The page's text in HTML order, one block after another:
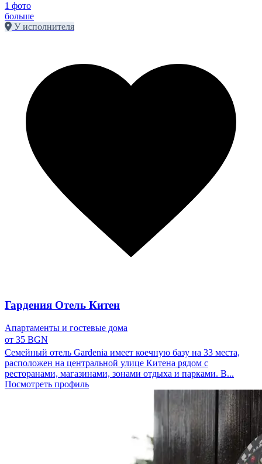
1 фото
больше
У исполнителя
Гардения Отель Китен
Апартаменты и гостевые дома
от 35 BGN
Семейный отель Gardenia имеет коечную базу на 33 места,
расположен на центральной улице Китена рядом с
ресторанами, магазинами, зонами отдыха и парками. В...
Посмотреть профиль